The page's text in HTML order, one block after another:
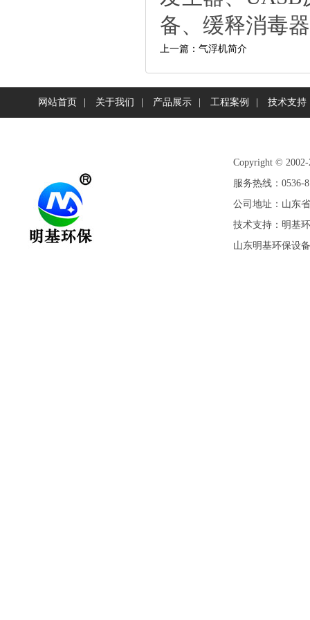
备、缓释消毒
上一篇：气浮机简介
网站首页 关于我们 产品展示 工程案例 技术支持
Copyright©2002-
服务热线：0536-
公司地址：山东
技术支持： 明基
山东明基环保设